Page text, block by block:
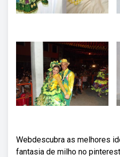
Webdescubra as melhores
fantasia de milho no